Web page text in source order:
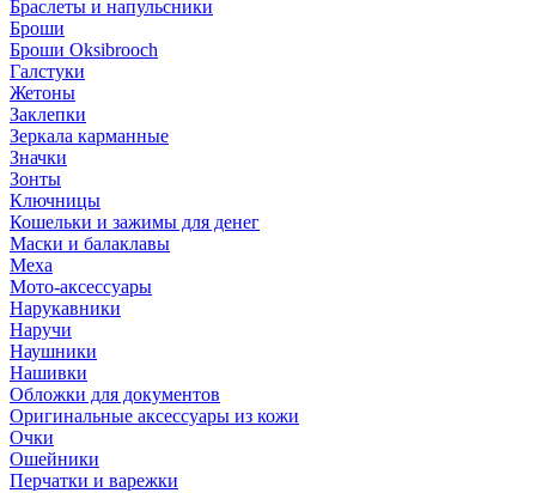
Браслеты и напульсники
Броши
Броши Oksibrooch
Галстуки
Жетоны
Заклепки
Зеркала карманные
Значки
Зонты
Ключницы
Кошельки и зажимы для денег
Маски и балаклавы
Меха
Мото-аксессуары
Нарукавники
Наручи
Наушники
Нашивки
Обложки для документов
Оригинальные аксессуары из кожи
Очки
Ошейники
Перчатки и варежки